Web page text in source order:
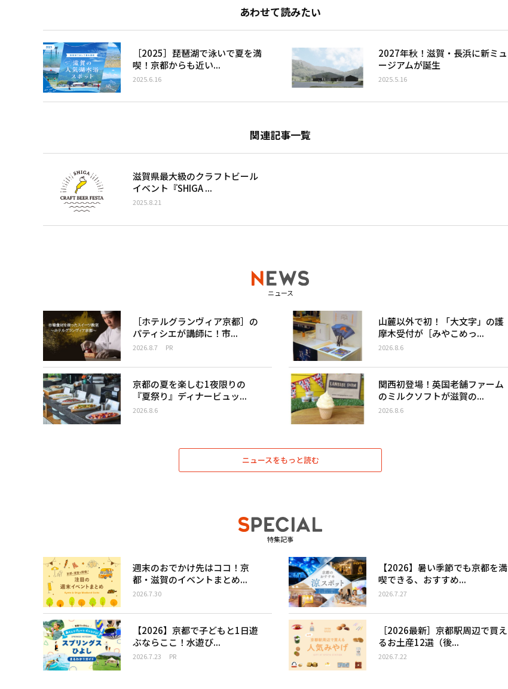
あわせて読みたい
［2025］琵琶湖で泳いで夏を満
喫！京都からも近い...
2025.6.16
2027年秋！滋賀・長浜に新ミュ
ージアムが誕生
2025.5.16
関連記事一覧
滋賀県最大級のクラフトビール
イベント『SHIGA ...
2025.8.21
ニュース
［ホテルグランヴィア京都］の
パティシエが講師に！市...
2026.8.7 PR
山麓以外で初！「大文字」の護
摩木受付が［みやこめっ...
2026.8.6
京都の夏を楽しむ1夜限りの
『夏祭り』ディナービュッ...
2026.8.6
関西初登場！英国老舗ファーム
のミルクソフトが滋賀の...
2026.8.6
ニュースをもっと読む
特集記事
週末のおでかけ先はココ！京
都・滋賀のイベントまとめ...
2026.7.30
【2026】暑い季節でも京都を満
喫できる、おすすめ...
2026.7.27
【2026】京都で子どもと1日遊
ぶならここ！水遊び...
2026.7.23 PR
［2026最新］京都駅周辺で買え
るお土産12選（後...
2026.7.22